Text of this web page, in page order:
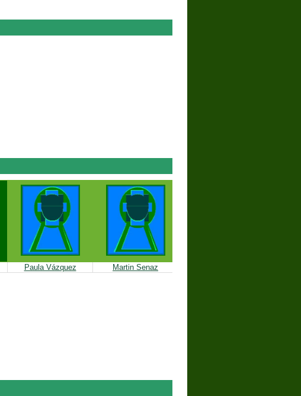
Paula Vázquez Martin Senaz